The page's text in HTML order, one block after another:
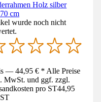
Holz silber
cm
wurde noch nicht
— 44,95 € * Alle Preise
MwSt. und ggf. zzgl.
pro ST44,95
ST